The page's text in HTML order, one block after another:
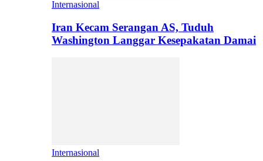
Internasional
Iran Kecam Serangan AS, Tuduh
Washington Langgar Kesepakatan Damai
Internasional